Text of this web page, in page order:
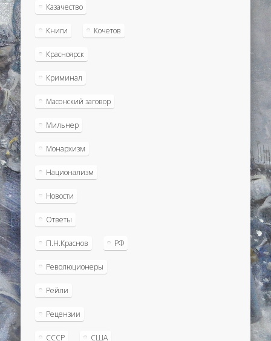
Казачество
Книги Кочетов
Красноярск
Криминал
Масонский заговор
Мильнер
Монархизм
Национализм
Новости
Ответы
П.Н.Краснов РФ
Революционеры
Рейли
Рецензии
СССР США